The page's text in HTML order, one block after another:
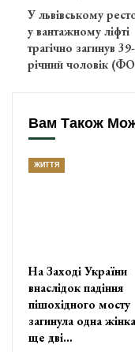
У львівському
у вантажному ліфті
трагічно загинув 39-
річний чоловік
Вам Також
ЖИТТЯ
На Заході України
внаслідок падіння
пішохідного мосту
загинула одна
ще дві…